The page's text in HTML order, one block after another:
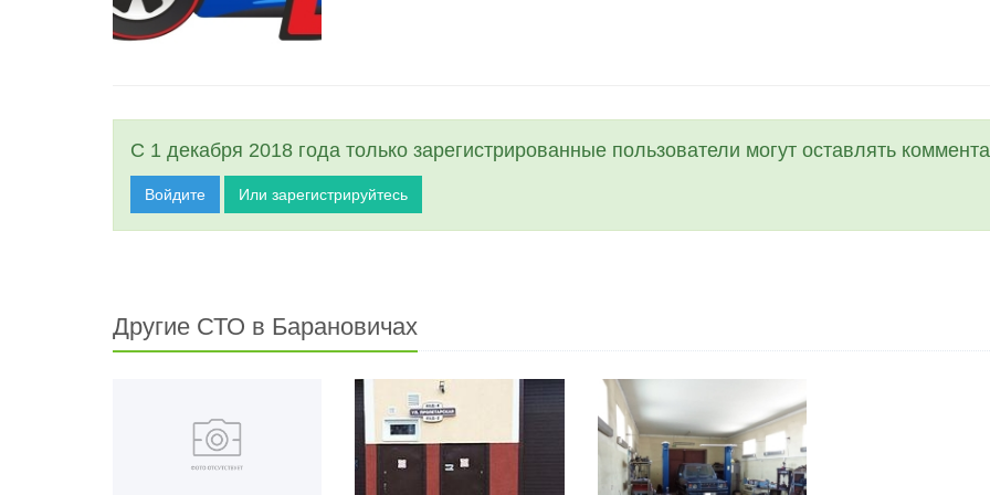
С 1 декабря 2018 года только зарегистрированные пользователи могут оставлять
Войдите Или зарегистрируйтесь
Другие СТО в Барановичах